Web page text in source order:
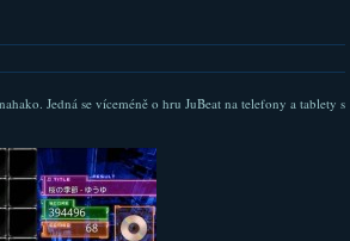
Jedná se víceméně o hru JuBeat na telefony a tablety s